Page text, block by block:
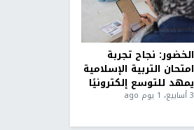
الخضور: نجاح تجربة
امتحان التربية الإسلامية
يمهد للتوسع إلكترونيًا
3 أسابيع، 1 يوم ago